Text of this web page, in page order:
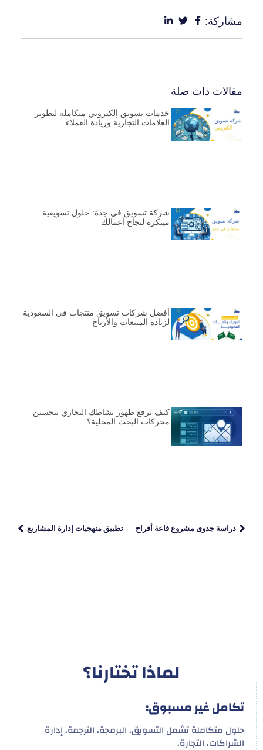
مشاركة:
مقالات ذات صلة
خدمات تسويق إلكتروني متكاملة لتطوير
العلامات التجارية وزيادة العملاء
شركة تسويق في جدة: حلول تسويقية
مبتكرة لنجاح أعمالك
أفضل شركات تسويق منتجات في السعودية
لزيادة المبيعات والأرباح
كيف ترفع ظهور نشاطك التجاري بتحسين
محركات البحث المحلية؟
دراسة جدوى مشروع قاعة أفراح تطبيق منهجيات إدارة المشاريع
لماذا تختارنا؟
تكامل غير مسبوق:
حلول متكاملة تشمل التسويق، البرمجة، الترجمة، إدارة
الشراكات، التجارة.